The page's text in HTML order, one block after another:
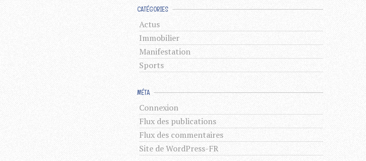
CATÉGORIES
Actus
Immobilier
Manifestation
Sports
MÉTA
Connexion
Flux des publications
Flux des commentaires
Site de WordPress-FR